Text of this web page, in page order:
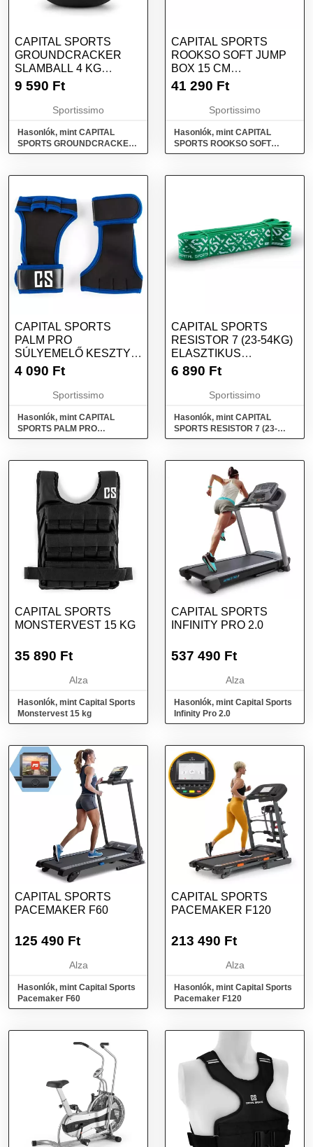
CAPITAL SPORTS
GROUNDCRACKER
SLAMBALL 4 KG
SLAMBALL, FEKETE,
9 590 Ft
Sportissimo
Hasonlók, mint CAPITAL
SPORTS GROUNDCRACKER
SLAMBALL 4 KG Slamball,
CAPITAL SPORTS
ROOKSO SOFT JUMP
BOX 15 CM
PLIOMETRIKUS
MÉRET
41 290 Ft
Sportissimo
Hasonlók, mint CAPITAL
SPORTS ROOKSO SOFT
JUMP BOX 15 CM
méret
CAPITAL SPORTS
PALM PRO
SÚLYEMELŐ KESZTYŰ,
FEKETE, MÉRET
4 090 Ft
Sportissimo
Hasonlók, mint CAPITAL
SPORTS PALM PRO
Súlyemelő kesztyű, fekete,
CAPITAL SPORTS
RESISTOR 7 (23-54KG)
ELASZTIKUS
GUMISZALAG, ZÖLD,
6 890 Ft
Sportissimo
Hasonlók, mint CAPITAL
SPORTS RESISTOR 7 (23-
54kg) Elasztikus gumiszalag,
CAPITAL SPORTS
MONSTERVEST 15 KG
35 890 Ft
Alza
Hasonlók, mint Capital Sports
Monstervest 15 kg
CAPITAL SPORTS
INFINITY PRO 2.0
537 490 Ft
Alza
Hasonlók, mint Capital Sports
Infinity Pro 2.0
CAPITAL SPORTS
PACEMAKER F60
125 490 Ft
Alza
Hasonlók, mint Capital Sports
Pacemaker F60
CAPITAL SPORTS
PACEMAKER F120
213 490 Ft
Alza
Hasonlók, mint Capital Sports
Pacemaker F120